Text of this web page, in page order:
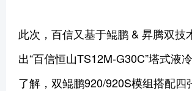
此次，百信又基于鲲鹏 & 昇腾双技
出“百信恒山TS12M-G30C”塔式液
了解，双鲲鹏920/920S模组搭配四